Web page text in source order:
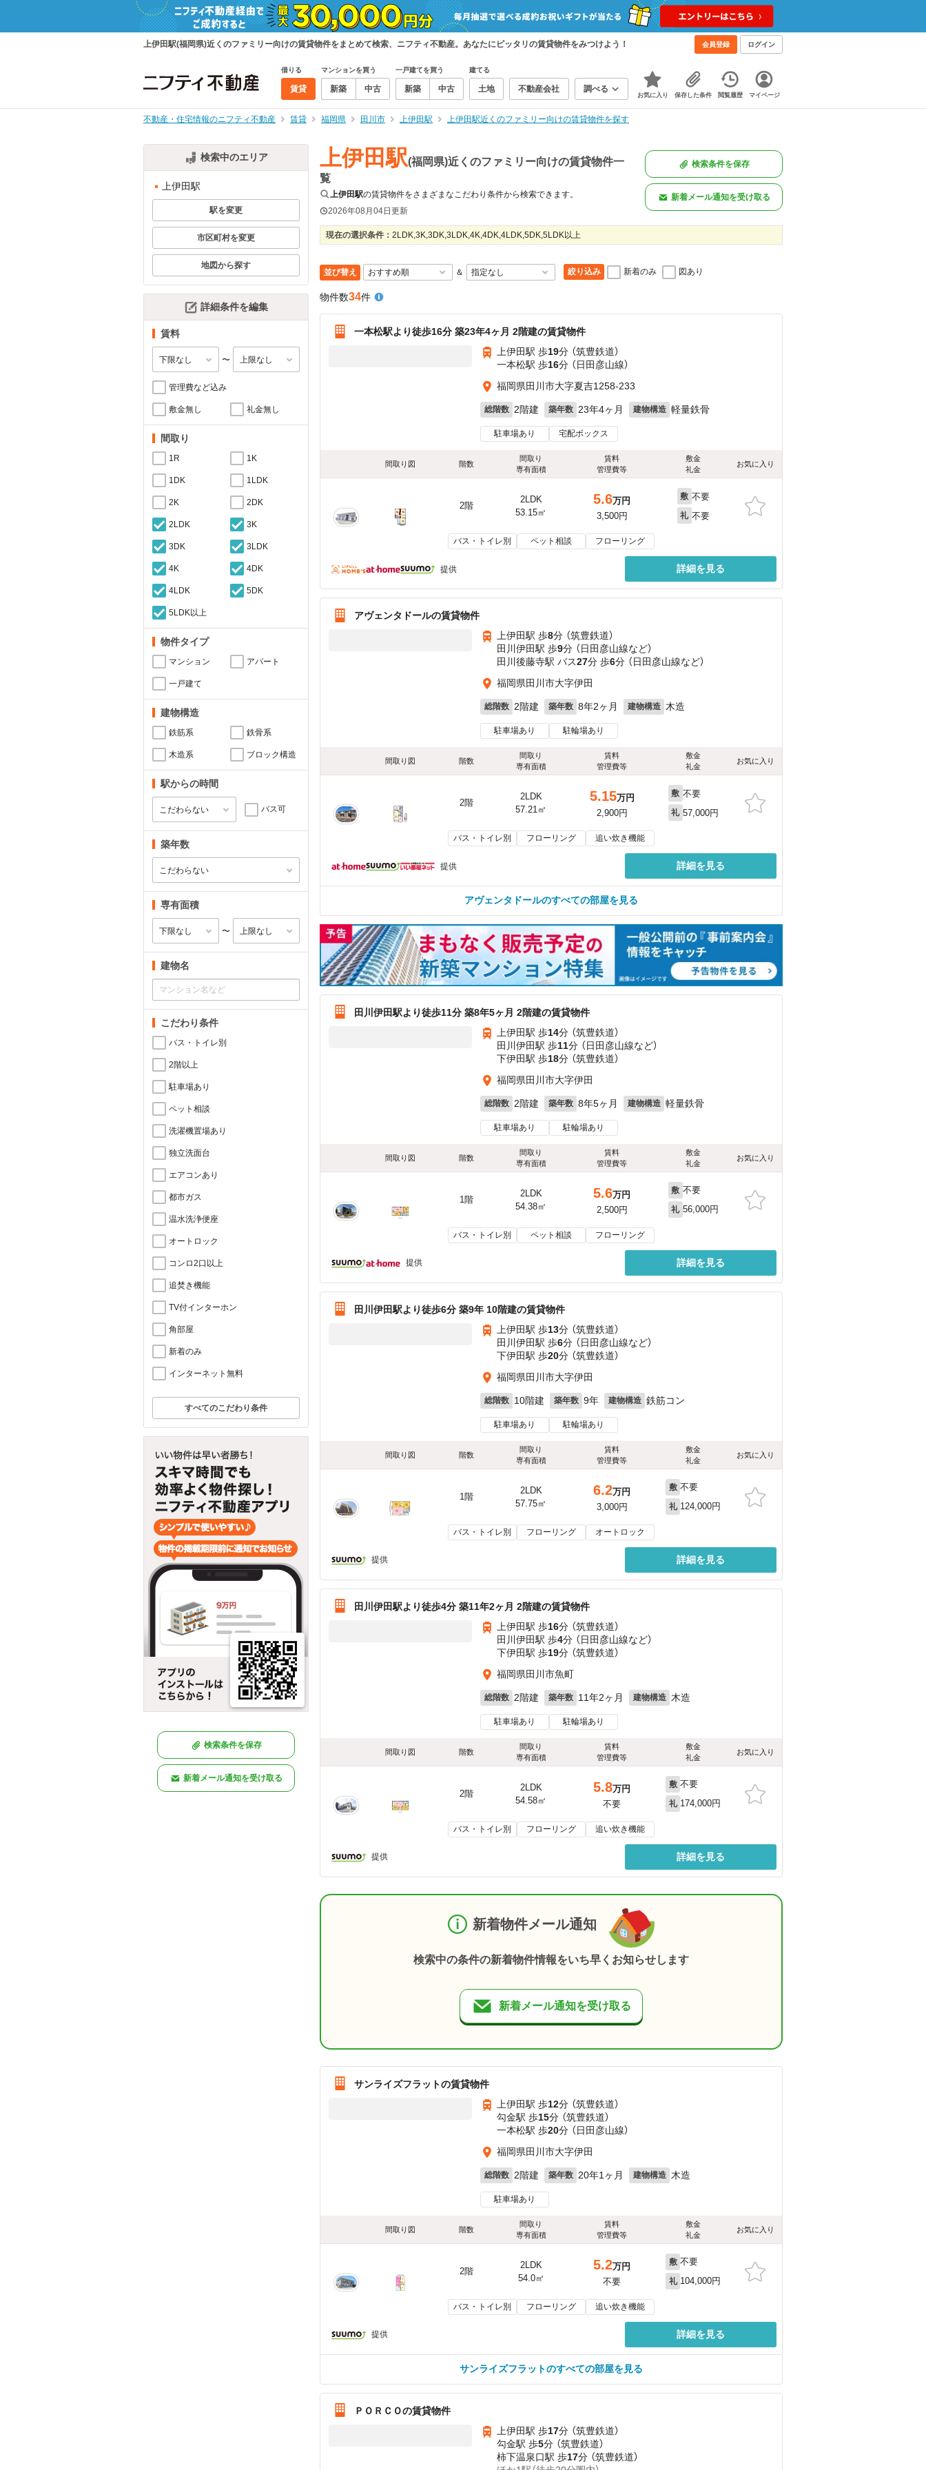
上伊田駅(福岡県)近くのファミリー向けの賃貸物件をまとめて検索、ニフティ不動産。あなたにピッタリの賃貸物件をみつけよう！ 会員登録 ログイン
借りる
賃貸
マンションを買う
新築 中古
一戸建てを買う
新築 中古
建てる
土地 不動産会社 調べる
お気に入り 保存した条件 閲覧履歴 マイページ
不動産・住宅情報のニフティ不動産 賃貸 福岡県 田川市 上伊田駅 上伊田駅近くのファミリー向けの賃貸物件を探す
検索中のエリア
上伊田駅
駅を変更
市区町村を変更
地図から探す
詳細条件を編集
賃料
〜
管理費など込み
敷金無し 礼金無し
間取り
1R 1K
1DK 1LDK
2K 2DK
2LDK 3K
3DK 3LDK
4K 4DK
4LDK 5DK
5LDK以上
物件タイプ
マンション アパート
一戸建て
建物構造
鉄筋系 鉄骨系
木造系 ブロック構造
駅からの時間
バス可
築年数
専有面積
〜
建物名
こだわり条件
バス・トイレ別
2階以上
駐車場あり
ペット相談
洗濯機置場あり
独立洗面台
エアコンあり
都市ガス
温水洗浄便座
オートロック
コンロ2口以上
追焚き機能
TV付インターホン
角部屋
新着のみ
インターネット無料
すべてのこだわり条件
検索条件を保存
新着メール通知を受け取る
上伊田駅(福岡県)近くのファミリー向けの賃貸物件一
覧
上伊田駅の賃貸物件をさまざまなこだわり条件から検索できます。
2026年08月04日更新
検索条件を保存
新着メール通知を受け取る
現在の選択条件： 2LDK,3K,3DK,3LDK,4K,4DK,4LDK,5DK,5LDK以上
並び替え ＆ 絞り込み 新着のみ 図あり
物件数34件
一本松駅より徒歩16分 築23年4ヶ月 2階建の賃貸物件
上伊田駅 歩19分 （筑豊鉄道）
一本松駅 歩16分 （日田彦山線）
福岡県田川市大字夏吉1258-233
総階数 2階建 築年数 23年4ヶ月 建物構造 軽量鉄骨
駐車場あり 宅配ボックス
間取り図 階数
間取り
専有面積
賃料
管理費等
敷金
礼金
お気に入り
2階
2LDK
53.15㎡
5.6万円
3,500円
敷 不要
礼 不要
バス・トイレ別 ペット相談 フローリング
提供 詳細を見る
アヴェンタドールの賃貸物件
上伊田駅 歩8分 （筑豊鉄道）
田川伊田駅 歩9分 （日田彦山線など）
田川後藤寺駅 バス27分 歩6分 （日田彦山線など）
福岡県田川市大字伊田
総階数 2階建 築年数 8年2ヶ月 建物構造 木造
駐車場あり 駐輪場あり
間取り図 階数
間取り
専有面積
賃料
管理費等
敷金
礼金
お気に入り
2階
2LDK
57.21㎡
5.15万円
2,900円
敷 不要
礼 57,000円
バス・トイレ別 フローリング 追い炊き機能
提供 詳細を見る
アヴェンタドールのすべての部屋を見る
田川伊田駅より徒歩11分 築8年5ヶ月 2階建の賃貸物件
上伊田駅 歩14分 （筑豊鉄道）
田川伊田駅 歩11分 （日田彦山線など）
下伊田駅 歩18分 （筑豊鉄道）
福岡県田川市大字伊田
総階数 2階建 築年数 8年5ヶ月 建物構造 軽量鉄骨
駐車場あり 駐輪場あり
間取り図 階数
間取り
専有面積
賃料
管理費等
敷金
礼金
お気に入り
1階
2LDK
54.38㎡
5.6万円
2,500円
敷 不要
礼 56,000円
バス・トイレ別 ペット相談 フローリング
提供 詳細を見る
田川伊田駅より徒歩6分 築9年 10階建の賃貸物件
上伊田駅 歩13分 （筑豊鉄道）
田川伊田駅 歩6分 （日田彦山線など）
下伊田駅 歩20分 （筑豊鉄道）
福岡県田川市大字伊田
総階数 10階建 築年数 9年 建物構造 鉄筋コン
駐車場あり 駐輪場あり
間取り図 階数
間取り
専有面積
賃料
管理費等
敷金
礼金
お気に入り
1階
2LDK
57.75㎡
6.2万円
3,000円
敷 不要
礼 124,000円
バス・トイレ別 フローリング オートロック
提供 詳細を見る
田川伊田駅より徒歩4分 築11年2ヶ月 2階建の賃貸物件
上伊田駅 歩16分 （筑豊鉄道）
田川伊田駅 歩4分 （日田彦山線など）
下伊田駅 歩19分 （筑豊鉄道）
福岡県田川市魚町
総階数 2階建 築年数 11年2ヶ月 建物構造 木造
駐車場あり 駐輪場あり
間取り図 階数
間取り
専有面積
賃料
管理費等
敷金
礼金
お気に入り
2階
2LDK
54.58㎡
5.8万円
不要
敷 不要
礼 174,000円
バス・トイレ別 フローリング 追い炊き機能
提供 詳細を見る
新着物件メール通知
検索中の条件の新着物件情報をいち早くお知らせします
新着メール通知を受け取る
サンライズフラットの賃貸物件
上伊田駅 歩12分 （筑豊鉄道）
勾金駅 歩15分 （筑豊鉄道）
一本松駅 歩20分 （日田彦山線）
福岡県田川市大字伊田
総階数 2階建 築年数 20年1ヶ月 建物構造 木造
駐車場あり
間取り図 階数
間取り
専有面積
賃料
管理費等
敷金
礼金
お気に入り
2階
2LDK
54.0㎡
5.2万円
不要
敷 不要
礼 104,000円
バス・トイレ別 フローリング 追い炊き機能
提供 詳細を見る
サンライズフラットのすべての部屋を見る
ＰＯＲＣＯの賃貸物件
上伊田駅 歩17分 （筑豊鉄道）
勾金駅 歩5分 （筑豊鉄道）
柿下温泉口駅 歩17分 （筑豊鉄道）